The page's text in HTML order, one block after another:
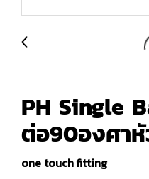
PH Single
ต่อ90องศาหั
one touch fitting